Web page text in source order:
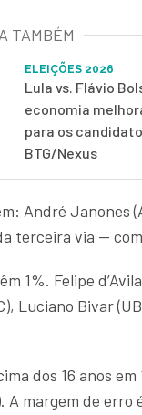
TAMBÉM
ELEIÇÕES 2026
Lula vs. Flávio
economia
para os
BTG/Nexus
André Janones
terceira via —
1%. Felipe
Luciano Bivar
dos 16 anos em
margem de erro